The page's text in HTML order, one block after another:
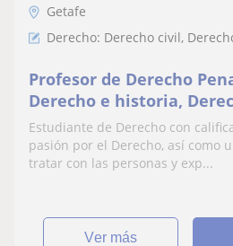
Getafe
Derecho: Derecho civil,
Profesor de Derecho
Derecho e historia,
constitucional
Estudiante de Derecho con
pasión por el Derecho, así como
tratar con las personas y exp...
ver más